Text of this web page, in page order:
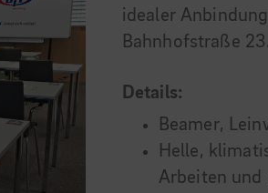
idealer
Bahnhofstraße
Details:
Beamer,
Helle,
Arbeiten und